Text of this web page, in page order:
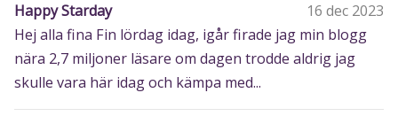
Happy Starday
16 dec 2023
Hej alla fina Fin lördag idag, igår firade jag min blogg
nära 2,7 miljoner läsare om dagen trodde aldrig jag
skulle vara här idag och kämpa med...